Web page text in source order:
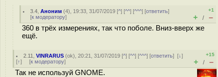
3.4 ,Аноним (4), 19:33, 31/07/2019 [^] [^^] [^^^] [ответить]
[к модератору]
+1
+ / –
360 в трёх измерениях, так что поболе. Вниз-вверх же
ещё.
2.11 ,VINRARUS (ok), 20:21, 31/07/2019 [^] [^^] [^^^] [ответить][↓]
[↑] [к модератору]
+15
+ / –
Так не используй GNOME.